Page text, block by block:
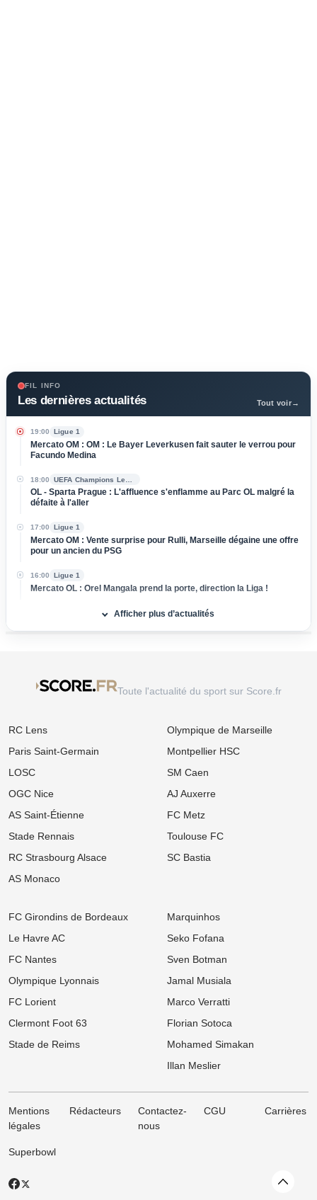
FIL INFO
Les dernières actualités Tout voir→
19:00 Ligue 1
Mercato OM : OM : Le Bayer Leverkusen fait sauter le verrou pour
Facundo Medina
18:00
OL - Sparta Prague : L'affluence s'enflamme au Parc OL malgré la
défaite à l'aller
17:00 Ligue 1
Mercato OM : Vente surprise pour Rulli, Marseille dégaine une offre
pour un ancien du PSG
16:00 Ligue 1
Mercato OL : Orel Mangala prend la porte, direction la Liga !
13:00 Ligue 1
Mercato OM : Un Champion du Monde réclame son transfert à
12:00
Mercato OL : Accord trouvé avec une pépite de la Coupe du
Monde, le transfert bloqué !
Mercato Rennes : Fulham et Liverpool à l'affût, le SRFC résiste
sortie !
09:00 Ligue 1
Mercato : Le PSG frappe un grand coup avec Akliouche et
Ligue 1 : « Le Brighton français », le projet ambitieux du TFC
enflamme l'After Foot !
06/08 Ligue 1
saoudite à Al-Diraiyah
Afficher plus d’actualités
Toute l'actualité du sport sur Score.fr
RC Lens
Paris Saint-Germain
LOSC
OGC Nice
AS Saint-Étienne
Stade Rennais
RC Strasbourg Alsace
AS Monaco
Olympique de Marseille
Montpellier HSC
SM Caen
AJ Auxerre
FC Metz
Toulouse FC
SC Bastia
FC Girondins de Bordeaux
Le Havre AC
FC Nantes
Olympique Lyonnais
FC Lorient
Clermont Foot 63
Stade de Reims
Marquinhos
Seko Fofana
Sven Botman
Jamal Musiala
Marco Verratti
Florian Sotoca
Mohamed Simakan
Illan Meslier
Mentions
légales
Rédacteurs
Contactez-
nous
CGU Carrières
Superbowl